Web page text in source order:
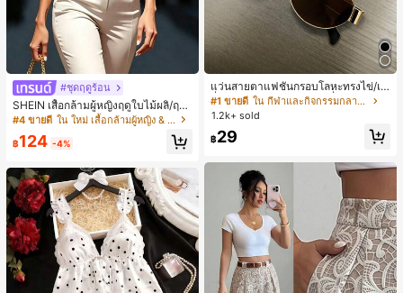
#ชุดฤดูร้อน
SHEIN เสื้อกล้ามผู้หญิงฤดูใบไม้ผลิ/ฤดูร้
อน ใหม่ สไตล์มินิมอลลำลองหรูหรา สีบ
ล็อก ลายจุด คอวี แพตช์เวิร์ก ชายระบา
ย แขนกุด ทรงเข้ารูป อเนกประสงค์, เสื้อ
หญิง, เสื้อเที่ยวพักผ่อนผู้หญิง
#4 ขายดี ใน ใหม่ เสื้อกล้ามผู้หญิง & Camis
฿124 -4%
แว่นสายตาแฟชั่นกรอบโลหะทรงไข่/เห
ลี่ยมสำหรับผู้หญิง (กรอบครึ่ง), เหมาะ
สำหรับใส่ในชีวิตประจำวันและกิจกรรม
#1 ขายดี
ใน กีฬาและกิจกรรมกลางแจ้ง
1.2k+ sold
฿29